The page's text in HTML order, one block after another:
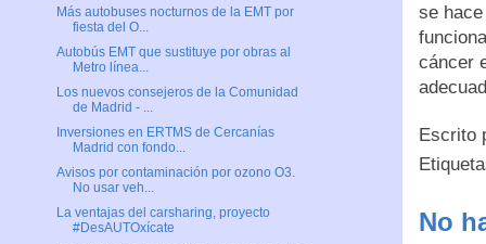
se
cáncer
Escrito
No
Más autobuses nocturnos de la EMT por
fiesta del O...
Autobús EMT que sustituye por obras al
Metro línea...
Los nuevos consejeros de la Comunidad
de Madrid - ...
Inversiones en ERTMS de Cercanías
Madrid con fondo...
Avisos por contaminación por ozono O3.
No usar veh...
La ventajas del carsharing, proyecto
#DesAUTOxícate